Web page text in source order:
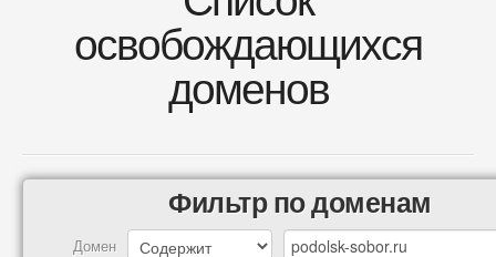
освобождающихся
доменов
Фильтр по доменам
Домен